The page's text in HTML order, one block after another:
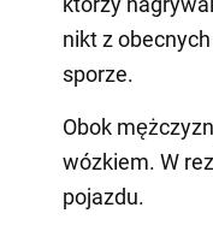
nikt z
sporze.
Obok
wózkiem. W
pojazdu.